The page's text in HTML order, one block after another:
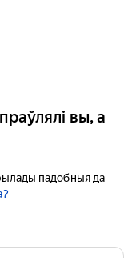
вы, а
падобныя да